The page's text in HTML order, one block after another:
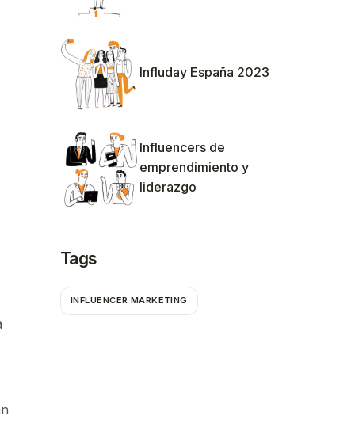
Influday España 2023
Influencers de
emprendimiento y
liderazgo
Tags
INFLUENCER MARKETING